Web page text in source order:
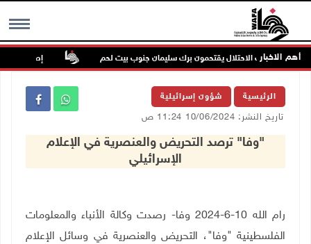
MENU أهم الاخبار
قوات الاحتلال يقتحمون برك سليمان جنوب بيت لحم إصابة مسن بجروح
الرئيسية شؤون إسرائيلية
تاريخ النشر: 10/06/2024 11:24 ص
"وفا" ترصد التحريض والعنصرية في الإعلام
الإسرائيلي
رام الله 10-6-2024 وفا- رصدت وكالة الأنباء والمعلومات
الفلسطينية "وفا"، التحريض والعنصرية في وسائل الإعلام